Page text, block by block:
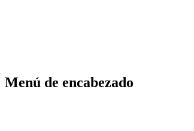
Menú de encabezado